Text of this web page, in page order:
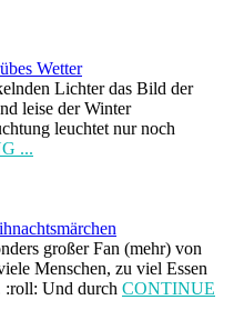
Wetter
Lichter das Bild der
leise der Winter
leuchtet nur noch
...
großer Fan (mehr) von
Menschen, zu viel Essen
:roll: Und durch CONTINUE